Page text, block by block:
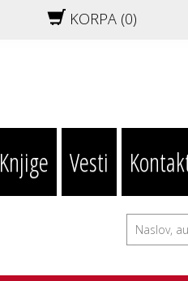
KORPA (0)
Knjige Vesti